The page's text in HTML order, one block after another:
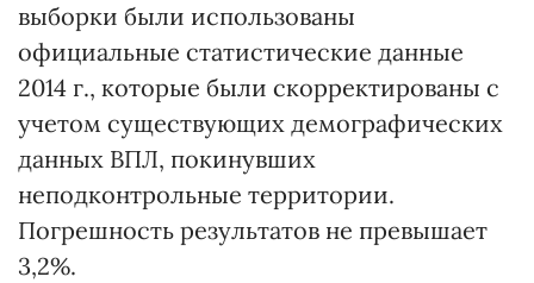
выборки были использованы
официальные статистические данные
2014 г., которые были скорректированы с
учетом существующих демографических
данных ВПЛ, покинувших
неподконтрольные территории.
Погрешность результатов не превышает
3,2%.